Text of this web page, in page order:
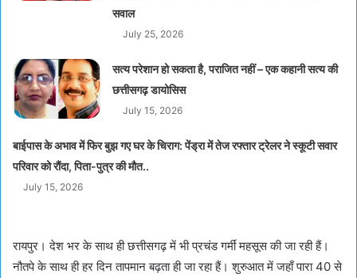
सवाल
July 25, 2026
सत्य परेशान हो सकता है, पराजित नहीं – एक कहानी सत्य की
छत्तीसगढ़ डायोसिस
July 15, 2026
बाईपास के अभाव में फिर बुझ गए घर के चिराग: पेंड्रा में तेज रफ्तार ट्रेलर ने स्कूटी सवार
परिवार को रौंदा, पिता-पुत्र की मौत..
July 15, 2026
रायपुर। देश भर के साथ ही छत्तीसगढ़ में भी प्रचंड गर्मीं महसूस की जा रही हैं।
नौतपे के साथ ही हर दिन तापमान बढ़ता ही जा रहा हैं। शुरुआत में जहाँ पारा 40 से